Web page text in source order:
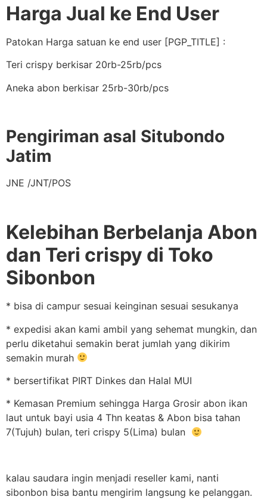
Harga Jual ke End User
Patokan Harga satuan ke end user [PGP_TITLE] :
Teri crispy berkisar 20rb-25rb/pcs
Aneka abon berkisar 25rb-30rb/pcs
Pengiriman asal Situbondo
Jatim
JNE /JNT/POS
Kelebihan Berbelanja Abon
dan Teri crispy di Toko
Sibonbon
* bisa di campur sesuai keinginan sesuai sesukanya
* expedisi akan kami ambil yang sehemat mungkin, dan
perlu diketahui semakin berat jumlah yang dikirim
semakin murah
* bersertifikat PIRT Dinkes dan Halal MUI
* Kemasan Premium sehingga Harga Grosir abon ikan
laut untuk bayi usia 4 Thn keatas & Abon bisa tahan
7(Tujuh) bulan, teri crispy 5(Lima) bulan
kalau saudara ingin menjadi reseller kami, nanti
sibonbon bisa bantu mengirim langsung ke pelanggan.